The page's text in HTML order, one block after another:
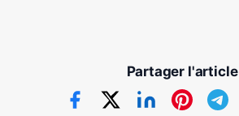
Partager l'article